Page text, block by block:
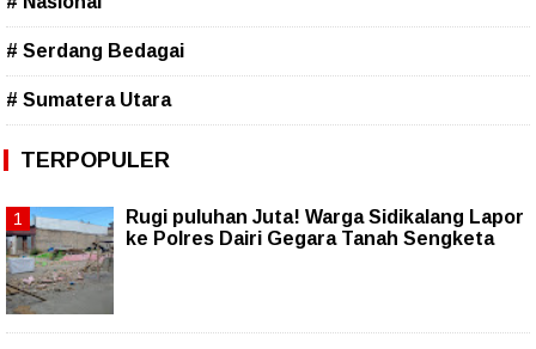
# Serdang Bedagai
# Sumatera Utara
TERPOPULER
Rugi puluhan Juta! Warga Sidikalang Lapor
ke Polres Dairi Gegara Tanah Sengketa